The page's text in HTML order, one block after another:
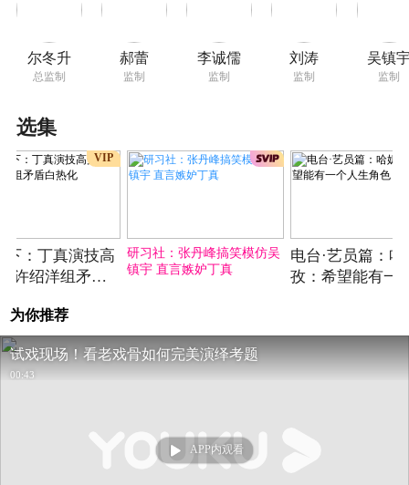
尔冬升
总监制
郝蕾
监制
李诚儒
监制
刘涛
监制
吴镇
监制
选集
VIP
下：丁真演技高
许绍洋组矛盾
研习社：张丹峰搞笑模仿吴
镇宇 直言嫉妒丁真
电台·艺员篇：哈
孜：希望能有一
为你推荐
试戏现场！看老戏骨如何完美演绎考题
00:43
APP内观看